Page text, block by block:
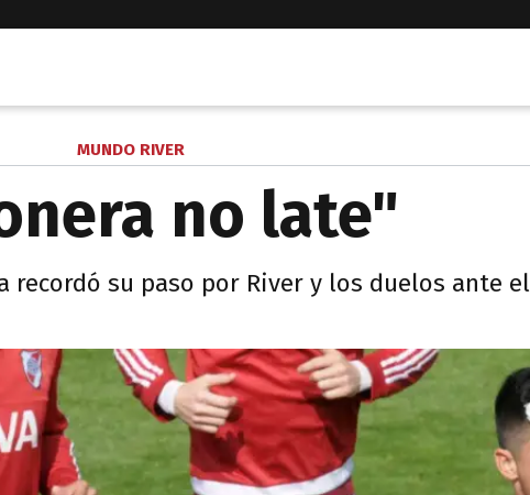
MUNDO RIVER
no late"
recordó su paso por River y los duelos ante el